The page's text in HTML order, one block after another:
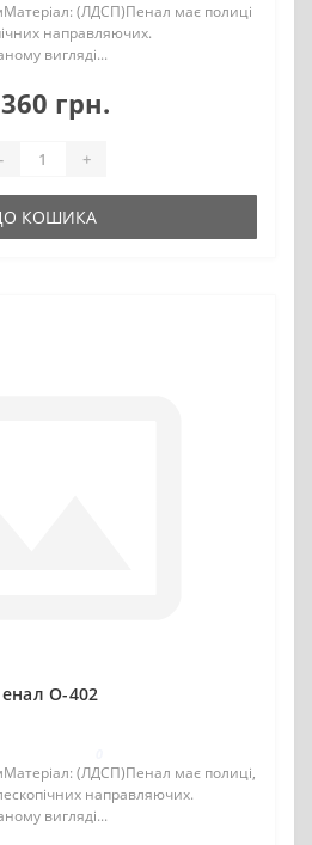
(ЛДСП)Пенал має полиці
направляючих.
вигляді...
грн.
- +
КОШИКА
О-402
(ЛДСП)Пенал має полиці,
направляючих.
вигляді...